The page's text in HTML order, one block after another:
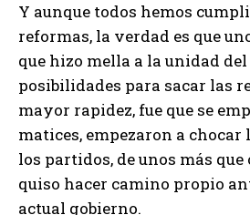
Y aunque todos hemos
reformas, la verdad es que
que hizo mella a la unidad
posibilidades para sacar las
mayor rapidez, fue que se
matices, empezaron a chocar
los partidos, de unos más que
quiso hacer camino propio
actual gobierno.